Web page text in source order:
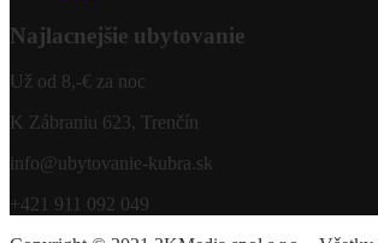
Najlacnejšie ubytovanie
Už od 8,-€ za noc
K Zábraniu 623, Trenčín
info@ubytovanie-kubra.sk
+421 911 092 049